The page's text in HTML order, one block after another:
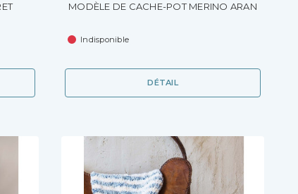
MODÈLE DE CACHE-POT MERINO ARAN
Indisponible
DÉTAIL